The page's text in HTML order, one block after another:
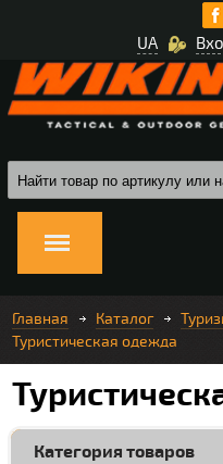
UA
Главная Каталог
Туристическая одежда
Категория товаров